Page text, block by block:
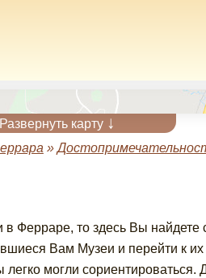
Развернуть карту ↓
»
в Ферраре, то здесь Вы
Вам Музеи и перейти к
могли сориентироваться.